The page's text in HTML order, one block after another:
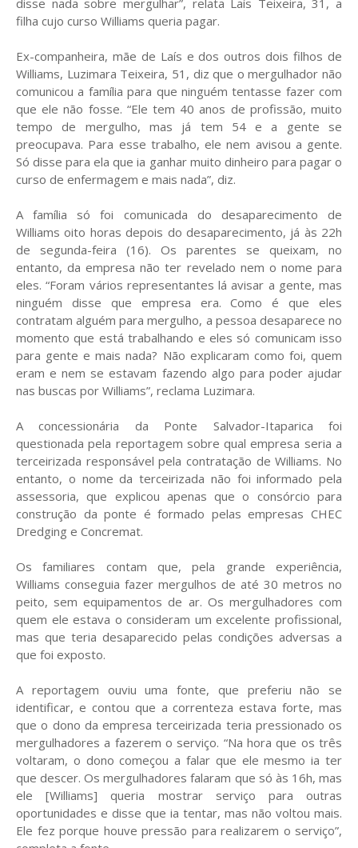
filha cujo curso Williams queria pagar.
Ex-companheira, mãe de Laís e dos outros dois filhos de
Williams, Luzimara Teixeira, 51, diz que o mergulhador não
comunicou a família para que ninguém tentasse fazer com
que ele não fosse. “Ele tem 40 anos de profissão, muito
tempo de mergulho, mas já tem 54 e a gente se
preocupava. Para esse trabalho, ele nem avisou a gente.
Só disse para ela que ia ganhar muito dinheiro para pagar o
curso de enfermagem e mais nada”, diz.
A família só foi comunicada do desaparecimento de
Williams oito horas depois do desaparecimento, já às 22h
de segunda-feira (16). Os parentes se queixam, no
entanto, da empresa não ter revelado nem o nome para
eles. “Foram vários representantes lá avisar a gente, mas
ninguém disse que empresa era. Como é que eles
contratam alguém para mergulho, a pessoa desaparece no
momento que está trabalhando e eles só comunicam isso
para gente e mais nada? Não explicaram como foi, quem
eram e nem se estavam fazendo algo para poder ajudar
nas buscas por Williams”, reclama Luzimara.
A concessionária da Ponte Salvador-Itaparica foi
questionada pela reportagem sobre qual empresa seria a
terceirizada responsável pela contratação de Williams. No
entanto, o nome da terceirizada não foi informado pela
assessoria, que explicou apenas que o consórcio para
construção da ponte é formado pelas empresas CHEC
Dredging e Concremat.
Os familiares contam que, pela grande experiência,
Williams conseguia fazer mergulhos de até 30 metros no
peito, sem equipamentos de ar. Os mergulhadores com
quem ele estava o consideram um excelente profissional,
mas que teria desaparecido pelas condições adversas a
que foi exposto.
A reportagem ouviu uma fonte, que preferiu não se
identificar, e contou que a correnteza estava forte, mas
que o dono da empresa terceirizada teria pressionado os
mergulhadores a fazerem o serviço. “Na hora que os três
voltaram, o dono começou a falar que ele mesmo ia ter
que descer. Os mergulhadores falaram que só às 16h, mas
ele [Williams] queria mostrar serviço para outras
oportunidades e disse que ia tentar, mas não voltou mais.
Ele fez porque houve pressão para realizarem o serviço”,